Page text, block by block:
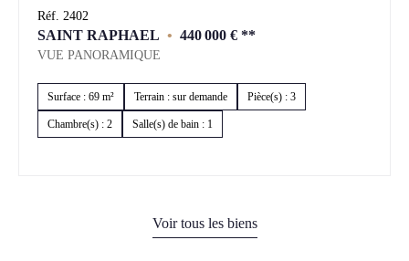
Réf. 2402
SAINT RAPHAEL • 440 000 € **
VUE PANORAMIQUE
Surface : 69 m² Terrain : sur demande Pièce(s) : 3
Chambre(s) : 2 Salle(s) de bain : 1
Voir tous les biens